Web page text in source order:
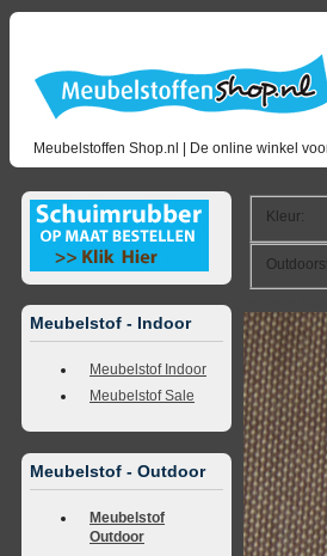
Meubelstoffen Shop.nl | De online winkel
Meubelstof - Indoor
Meubelstof Indoor
Meubelstof Sale
Meubelstof - Outdoor
Meubelstof
Outdoor
Kleur: